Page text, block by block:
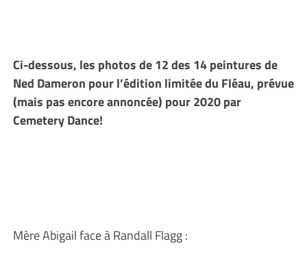
Ci-dessous, les photos de 12 des 14 peintures de
Ned Dameron pour l’édition limitée du Fléau, prévue
(mais pas encore annoncée) pour 2020 par
Cemetery Dance!
Mère Abigail face à Randall Flagg :